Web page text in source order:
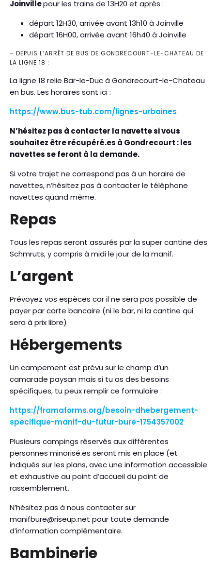
Joinvillepour les trains de 13H20 et après :
départ 12H30, arrivée avant 13h10 à Joinville
départ 16H00, arrivée avant 16h40 à Joinville
– DEPUIS L’ARRÊT DE BUS DE GONDRECOURT-LE-CHATEAU DE
LA LIGNE 18 :
La ligne 18 relie Bar-le-Duc à Gondrecourt-le-Chateau
en bus. Les horaires sont ici :
https://www.bus-tub.com/lignes-urbaines
N’hésitez pas à contacter la navette si vous
souhaitez être récupéré.es à Gondrecourt : les
navettes se feront à la demande.
Si votre trajet ne correspond pas à un horaire de
navettes, n’hésitez pas à contacter le téléphone
navettes quand même.
Repas
Tous les repas seront assurés par la super cantine des
Schmruts, y compris à midi le jour de la manif.
L’argent
Prévoyez vos espèces car il ne sera pas possible de
payer par carte bancaire (ni le bar, ni la cantine qui
sera à prix libre)
Hébergements
Un campement est prévu sur le champ d’un
camarade paysan mais si tu as des besoins
spécifiques, tu peux remplir ce formulaire :
https://framaforms.org/besoin-dhebergement-
specifique-manif-du-futur-bure-1754357002
Plusieurs campings réservés aux différentes
personnes minorisé.es seront mis en place (et
indiqués sur les plans, avec une information accessible
et exhaustive au point d’accueil du point de
rassemblement.
N’hésitez pas à nous contacter sur
manifbure@riseup.net pour toute demande
d’information complémentaire.
Bambinerie